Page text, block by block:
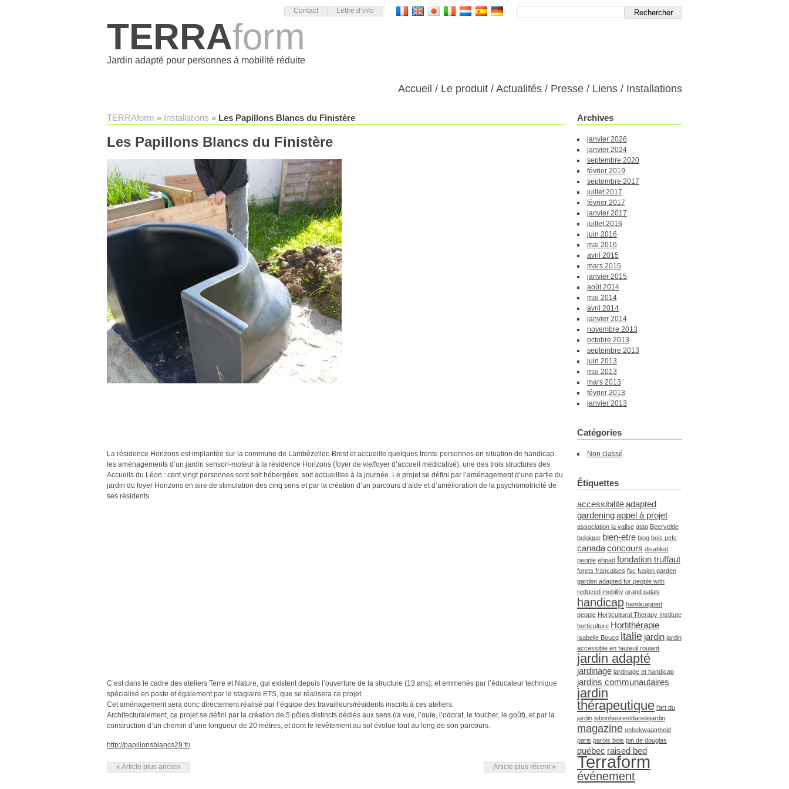
Contact Lettre d’info
TERRAform
Jardin adapté pour personnes à mobilité réduite
Accueil Le produit Actualités Presse Liens Installations
TERRAform » Installations » Les Papillons Blancs du Finistère
Les Papillons Blancs du Finistère
La résidence Horizons est implantée sur la commune de Lambézellec-Brest et accueille quelques trente personnes en situation de handicap.
les aménagements d’un jardin sensori-moteur à la résidence Horizons (foyer de vie/foyer d’accueil médicalisé), une des trois structures des
Accueils du Léon : cent vingt personnes sont soit hébergées, soit accueillies à la journée. Le projet se défini par l’aménagement d’une partie du
jardin du foyer Horizons en aire de stimulation des cinq sens et par la création d’un parcours d’aide et d’amélioration de la psychomotricité de
ses résidents.
C’est dans le cadre des ateliers Terre et Nature, qui existent depuis l’ouverture de la structure (13 ans), et emmenés par l’éducateur technique
spécialisé en poste et également par le stagiaire ETS, que se réalisera ce projet.
Cet aménagement sera donc directement réalisé par l’équipe des travailleurs/résidents inscrits à ces ateliers.
Architecturalement, ce projet se défini par la création de 5 pôles distincts dédiés aux sens (la vue, l’ouïe, l’odorat, le toucher, le goût), et par la
construction d’un chemin d’une longueur de 20 mètres, et dont le revêtement au sol évolue tout au long de son parcours.
http://papillonsblancs29.fr/
« Article plus ancien Article plus récent »
Archives
janvier 2026
janvier 2024
septembre 2020
février 2019
septembre 2017
juillet 2017
février 2017
janvier 2017
juillet 2016
juin 2016
mai 2016
avril 2015
mars 2015
janvier 2015
août 2014
mai 2014
avril 2014
janvier 2014
novembre 2013
octobre 2013
septembre 2013
juin 2013
mai 2013
mars 2013
février 2013
janvier 2013
Catégories
Non classé
Étiquettes
accessibilitéadapted
gardeningappel à projet
association la valise atao Beervelde
belgique bien-etre blog bois pefc
canadaconcours disabled
people ehpad fondation truffaut
forets francaises fsc fusion garden
garden adapted for people with
reduced mobility grand palais
handicap handicapped
people Horticultural Therapy Institute
horticulture Hortithérapie
Isabelle Boucq italie jardin jardin
accessible en fauteuil roulant
jardin adapté
jardinage jardinage et handicap
jardins communautaires
jardin
thérapeutique l'art du
jardin lebonheurestdanslejardin
magazine onbekwaamheid
paris parois bois pin de douglas
québec raised bed
Terraform
événement